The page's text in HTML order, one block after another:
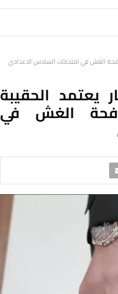
الغش في امتحانات السادس الاعدادي
الحقيبة
الغش في